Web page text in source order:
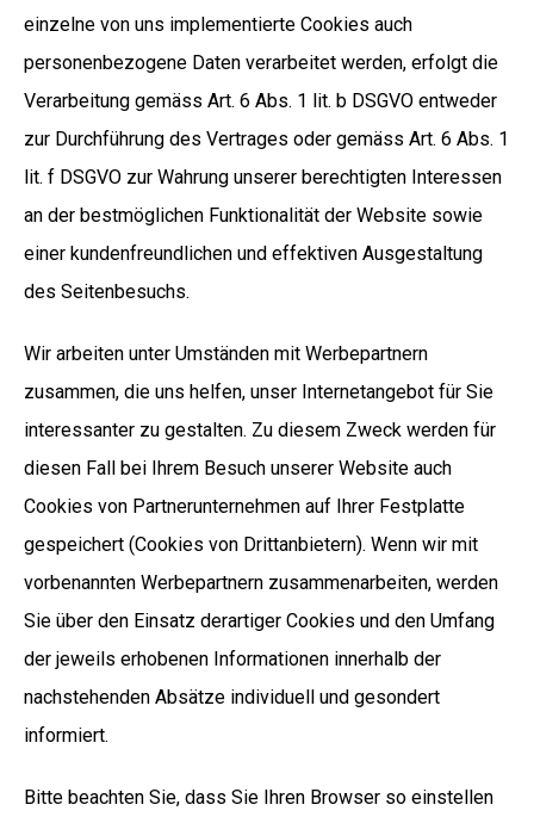
einzelne von uns implementierte Cookies auch
personenbezogene Daten verarbeitet werden, erfolgt die
Verarbeitung gemäss Art. 6 Abs. 1 lit. b DSGVO entweder
zur Durchführung des Vertrages oder gemäss Art. 6 Abs. 1
lit. f DSGVO zur Wahrung unserer berechtigten Interessen
an der bestmöglichen Funktionalität der Website sowie
einer kundenfreundlichen und effektiven Ausgestaltung
des Seitenbesuchs.
Wir arbeiten unter Umständen mit Werbepartnern
zusammen, die uns helfen, unser Internetangebot für Sie
interessanter zu gestalten. Zu diesem Zweck werden für
diesen Fall bei Ihrem Besuch unserer Website auch
Cookies von Partnerunternehmen auf Ihrer Festplatte
gespeichert (Cookies von Drittanbietern). Wenn wir mit
vorbenannten Werbepartnern zusammenarbeiten, werden
Sie über den Einsatz derartiger Cookies und den Umfang
der jeweils erhobenen Informationen innerhalb der
nachstehenden Absätze individuell und gesondert
informiert.
Bitte beachten Sie, dass Sie Ihren Browser so einstellen